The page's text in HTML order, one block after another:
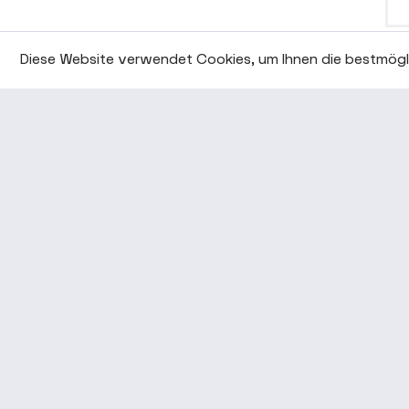
Diese Website verwendet Cookies, um Ihnen die